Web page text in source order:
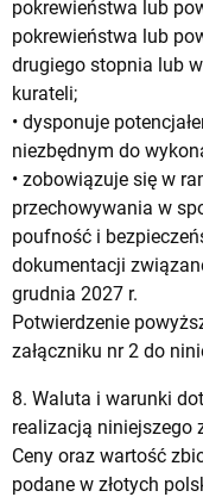
pokrewieństwa lub
pokrewieństwa lub
drugiego stopnia lub
kurateli;
• dysponuje
niezbędnym do
• zobowiązuje się w
przechowywania w
poufność i
dokumentacji
grudnia 2027 r.
Potwierdzenie
załączniku nr 2 do
8. Waluta i warunki
realizacją niniejszego
Ceny oraz wartość
podane w złotych